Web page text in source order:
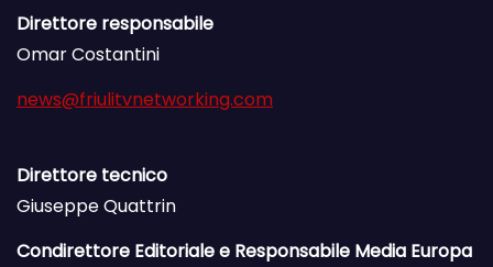
Direttore responsabile
Omar Costantini
news@friulitvnetworking.com
Direttore tecnico
Giuseppe Quattrin
Condirettore Editoriale e Responsabile Media Europa